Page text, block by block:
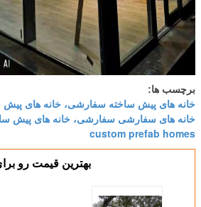
برچسب ها:
خانه های پیش ساخته سفارشی، خانه های
خانه های سفارشی سفارشی، خانه های پیش
custom prefab homes
بهترين قيمت رو